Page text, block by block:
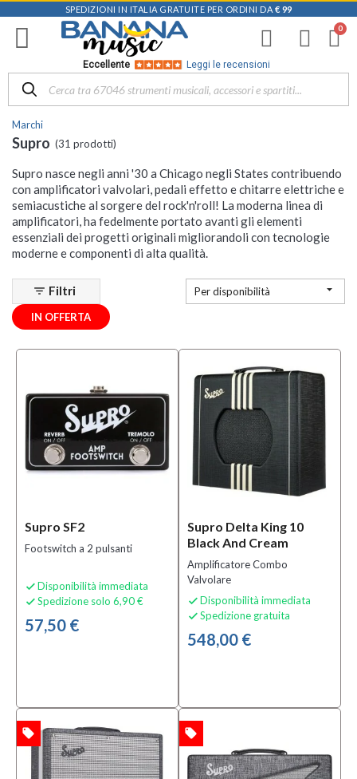
SPEDIZIONI IN ITALIA GRATUITE PER ORDINI DA € 99
Eccellente Leggi le recensioni
Marchi
Supro (31 prodotti)
Supro nasce negli anni '30 a Chicago negli States contribuendo
con amplificatori valvolari, pedali effetto e chitarre elettriche e
semiacustiche al sorgere del rock'n'roll! La moderna linea di
amplificatori, ha fedelmente portato avanti gli elementi
essenziali dei progetti originali migliorandoli con tecnologie
moderne e componenti di alta qualità.
Filtra
i
risultati
Disponibile
in
Negozio
| Altavilla
Vicentina
(2)
Categoria
Amplificatori
(27)
Effetti
(4)
Accessori e
Ricambi per
Amplificatori
Amplificatori
(21)
Cabinet
Chitarra
Elettrica
(1)
Condizione
Nuovo
(31)
IN OFFERTA
filter_list Filtri Per disponibilità 
Supro SF2
Footswitch a 2 pulsanti
 Disponibilità immediata
 Spedizione solo 6,90 €
57,50 €
Supro Delta King 10
Black And Cream
Amplificatore Combo
Valvolare
 Disponibilità immediata
 Spedizione gratuita
548,00 €
local_offer OFFERTA local_offer